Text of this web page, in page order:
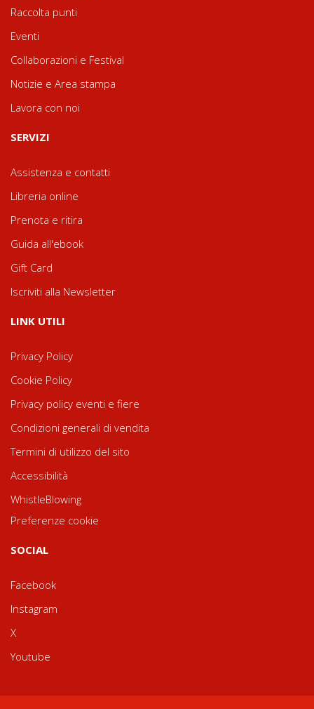
Raccolta punti
Eventi
Collaborazioni e Festival
Notizie e Area stampa
Lavora con noi
SERVIZI
Assistenza e contatti
Libreria online
Prenota e ritira
Guida all'ebook
Gift Card
Iscriviti alla Newsletter
LINK UTILI
Privacy Policy
Cookie Policy
Privacy policy eventi e fiere
Condizioni generali di vendita
Termini di utilizzo del sito
Accessibilità
WhistleBlowing
Preferenze cookie
SOCIAL
Facebook
Instagram
X
Youtube